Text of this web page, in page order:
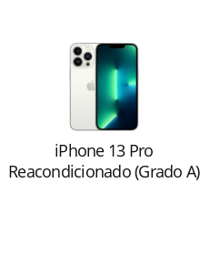
iPhone 13 Pro
Reacondicionado (Grado A)